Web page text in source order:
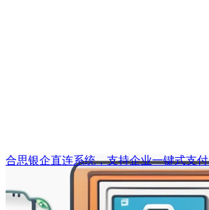
合思银企直连系统，支持企业一键式支